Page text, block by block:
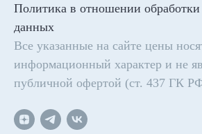
Политика в отношении
данных
Все указанные на сайте цены
информационный характер и не
публичной офертой (ст. 437 ГК